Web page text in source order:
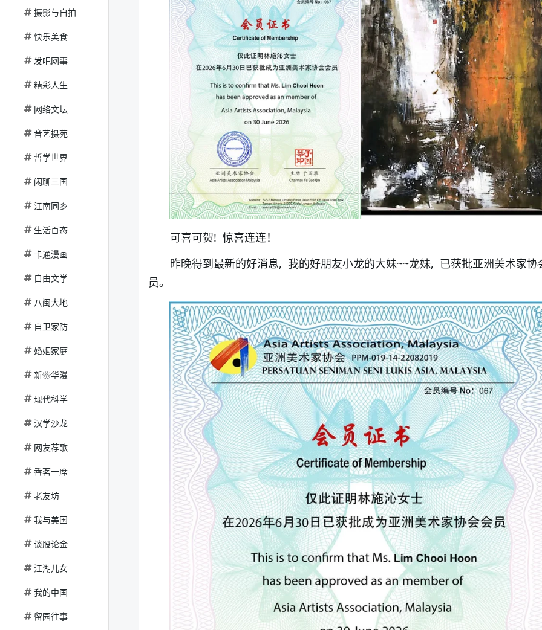
摄影与自拍
快乐美食
发吧网事
精彩人生
网络文坛
音艺摄苑
哲学世界
闲聊三国
江南同乡
生活百态
卡通漫画
自由文学
八闽大地
自卫家防
婚姻家庭
新❀华漫
现代科学
汉学沙龙
网友荐歌
香茗一席
老友坊
我与美国
谈股论金
江湖儿女
我的中国
留园往事
可喜可贺! 惊喜连连！
昨晚得到最新的好消息, 我的好朋友小龙的大妹~~龙妹, 已获批亚洲美术家协
员。